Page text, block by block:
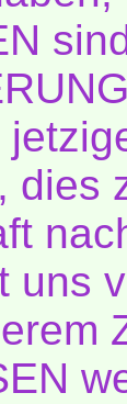
dies
uns